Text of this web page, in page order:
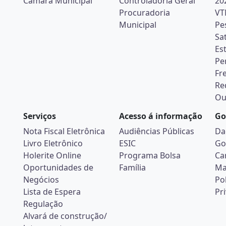
Procuradoria
Municipal
Serviços
Nota Fiscal Eletrônica
Livro Eletrônico
Holerite Online
Oportunidades de
Negócios
Lista de Espera
Regulação
Alvará de construção/
Acesso á informação
Audiências Públicas
ESIC
Programa Bolsa
Família